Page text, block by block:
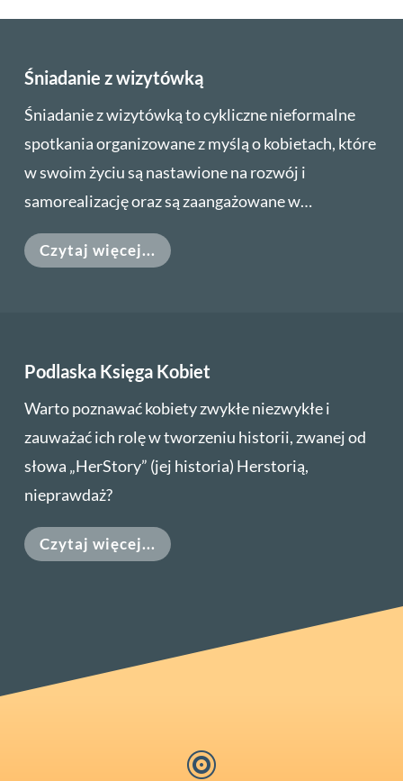
Śniadanie z wizytówką
Śniadanie z wizytówką to cykliczne nieformalne
spotkania organizowane z myślą o kobietach, które
w swoim życiu są nastawione na rozwój i
samorealizację oraz są zaangażowane w…
Czytaj więcej...
Podlaska Księga Kobiet
Warto poznawać kobiety zwykłe niezwykłe i
zauważać ich rolę w tworzeniu historii, zwanej od
słowa „HerStory” (jej historia) Herstorią,
nieprawdaż?
Czytaj więcej...
